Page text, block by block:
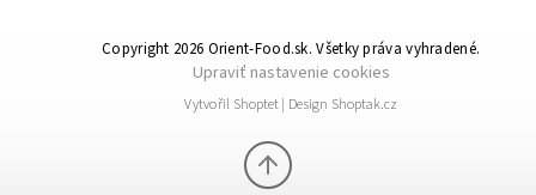
Copyright 2026 Orient-Food.sk. Všetky práva vyhradené.
Upraviť nastavenie cookies
Vytvořil Shoptet| Design Shoptak.cz